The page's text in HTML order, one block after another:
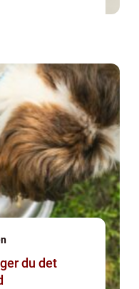
du det